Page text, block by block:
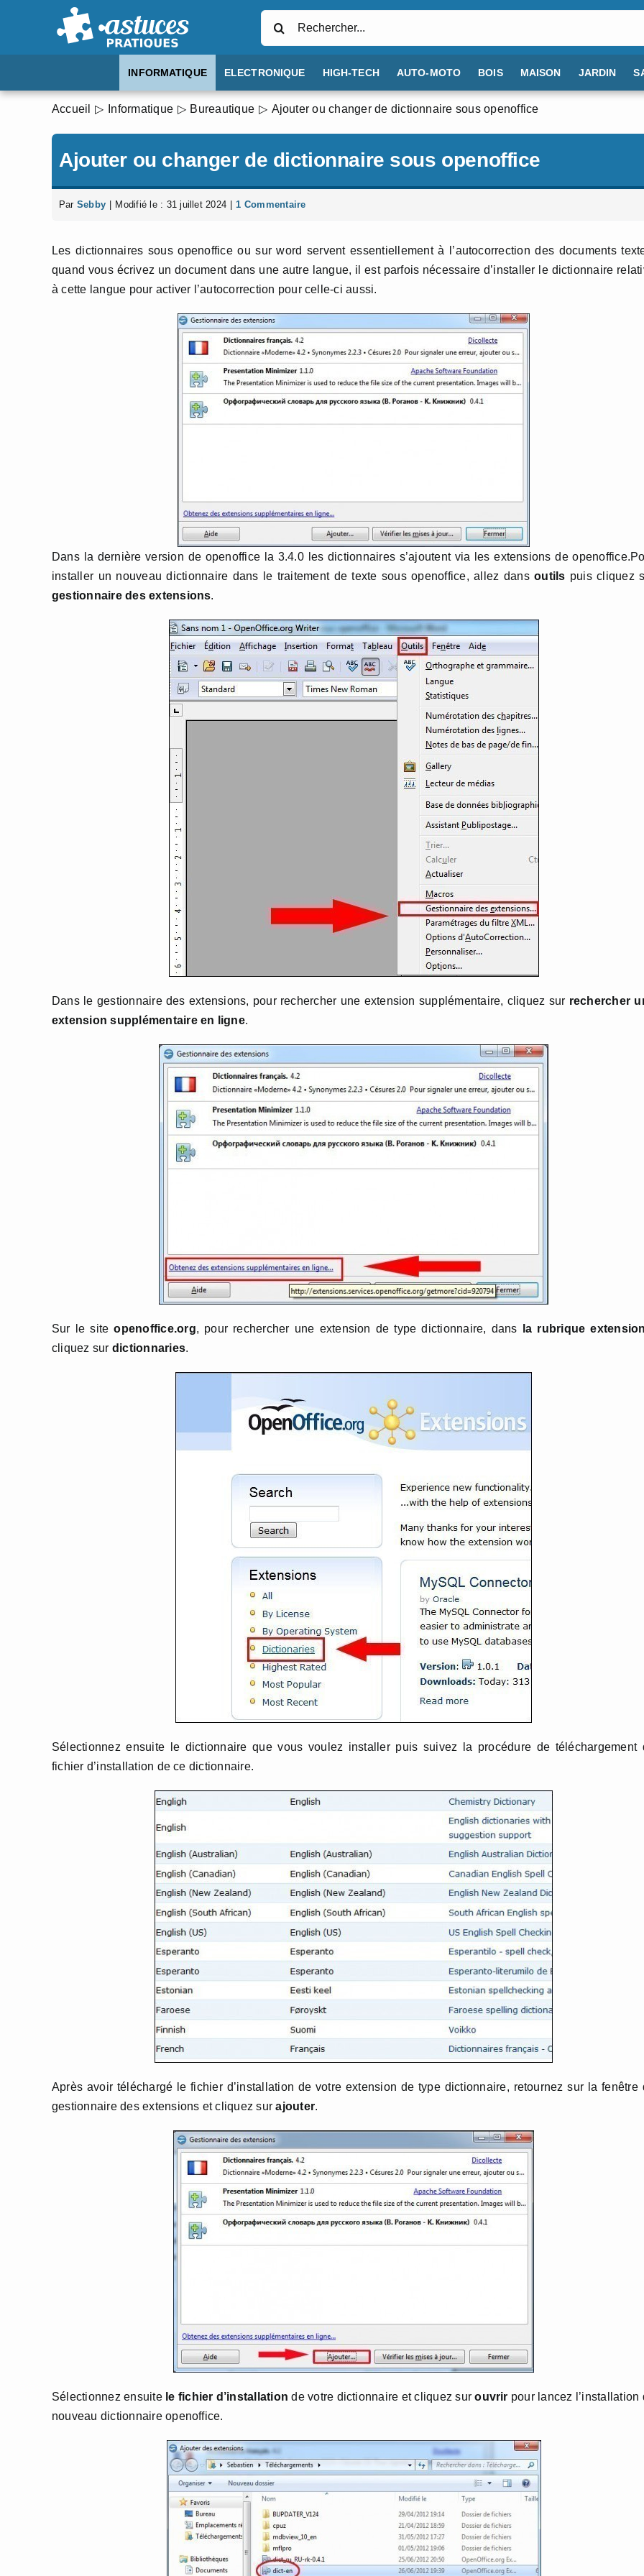
INFORMATIQUE ELECTRONIQUE HIGH-TECH AUTO-MOTO BOIS MAISON JARDIN
Accueil Informatique Bureautique Ajouter ou changer de dictionnaire sous openoffice
Ajouter ou changer de dictionnaire sous openoffice
Par Sebby Modifié le : 31 juillet 2024 1 Commentaire
Les dictionnaires sous openoffice ou sur word servent essentiellement à l’autocorrection des documents
quand vous écrivez un document dans une autre langue, il est parfois nécessaire d’installer le dictionnaire
à cette langue pour activer l’autocorrection pour celle-ci aussi.
Dans la dernière version de openoffice la 3.4.0 les dictionnaires s’ajoutent via les extensions de
installer un nouveau dictionnaire dans le traitement de texte sous openoffice, allez dansoutils puis cliquez
gestionnaire des extensions.
Dans le gestionnaire des extensions, pour rechercher une extension supplémentaire, cliquez sur rechercher
extension supplémentaire en ligne.
Sur le site openoffice.org, pour rechercher une extension de type dictionnaire, dans la rubrique
cliquez sur dictionnaries.
Sélectionnez ensuite le dictionnaire que vous voulez installer puis suivez la procédure de téléchargement
fichier d’installation de ce dictionnaire.
Après avoir téléchargé le fichier d’installation de votre extension de type dictionnaire, retournez sur la fenêtre
gestionnaire des extensions et cliquez surajouter.
Sélectionnez ensuitele fichier d’installationde votre dictionnaire et cliquez surouvrir pour lancez l’installation
nouveau dictionnaire openoffice.